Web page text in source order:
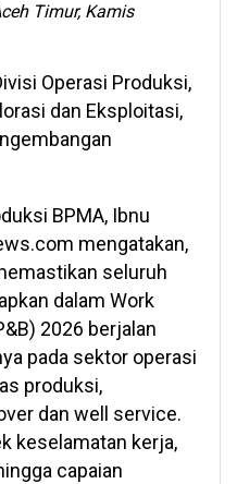
Timur, Kamis
Operasi Produksi,
dan Eksploitasi,
BPMA, Ibnu
mengatakan,
seluruh
dalam Work
2026 berjalan
pada sektor operasi
produksi,
dan well service.
keselamatan kerja,
capaian